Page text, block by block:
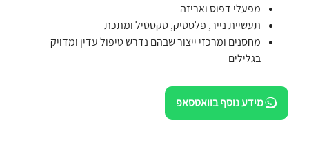
מפעלי דפוס ואריזה
תעשיית נייר, פלסטיק, טקסטיל ומתכת
מחסנים ומרכזי ייצור שבהם נדרש טיפול עדין ומדויק
בגלילים
מידע נוסף בוואטסאפ